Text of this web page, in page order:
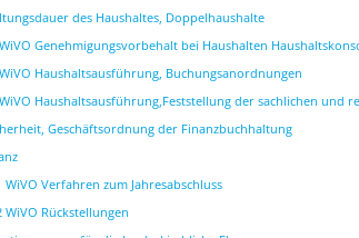
des Haushaltes, Doppelhaushalte
Genehmigungsvorbehalt bei Haushalten
Haushaltsausführung, Buchungsanordnungen
Haushaltsausführung,Feststellung der sachlichen und
Geschäftsordnung der Finanzbuchhaltung
WiVO Verfahren zum Jahresabschluss
WiVO Rückstellungen